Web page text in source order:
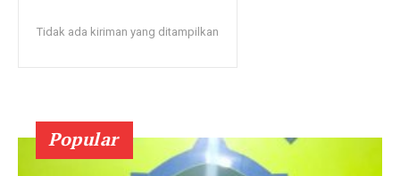
Tidak ada kiriman yang ditampilkan
Popular